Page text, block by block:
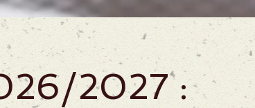
2027 :